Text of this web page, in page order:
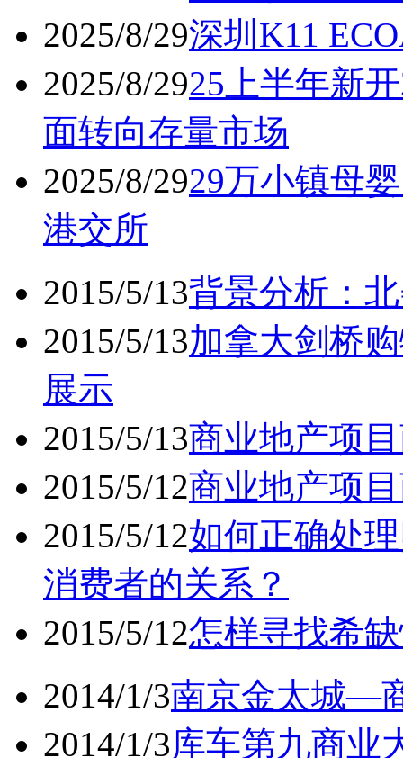
2025/8/29深圳K11
2025/8/2925上半年新
面转向存量市场
2025/8/2929万小镇母
港交所
2015/5/13背景分析：
2015/5/13加拿大剑桥
展示
2015/5/13商业地产项
2015/5/12商业地产项
2015/5/12如何正确处
消费者的关系？
2015/5/12怎样寻找希
2014/1/3南京金太城—
2014/1/3库车第九商业